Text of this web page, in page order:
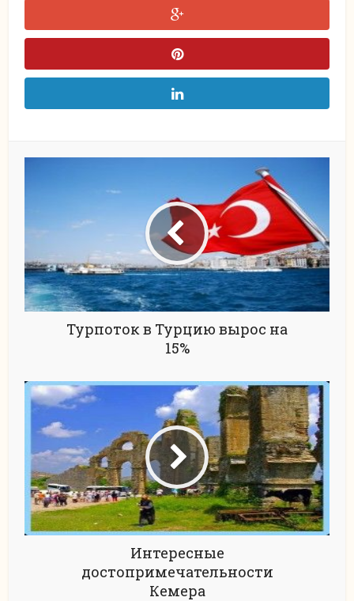
Турпоток в Турцию вырос на
15%
Интересные
достопримечательности
Кемера